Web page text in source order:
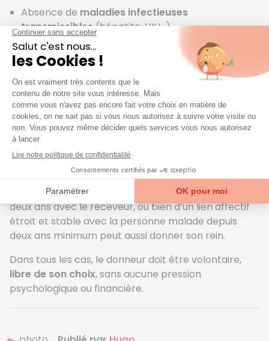
Absence de maladies infectieuses
transmissibles(hépatite, VIH…)
Le don de rein en France :
réglementation et aspects
financiers
LeCode de Santé Publicencadre les conditions de
don d’organes par un donneur vivant. Ainsi, le don de
rein peut être réalisé lorsque le donneur est
membre de la famille du receveur
(parent, enfant,
frère ou sœur, cousin germain, etc.). Toute personne
apportant la preuve d’une vie commune d’au moins
deux ans avec le receveur, ou bien d’un lien affectif
étroit et stable avec la personne malade depuis
deux ans minimum peut aussi donner son rein.
Dans tous les cas, le donneur doit être volontaire,
libre de son choix, sans aucune pression
psychologique ou financière.